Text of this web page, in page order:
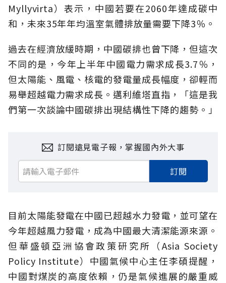
Myllyvirta）表示，中國若要在2060年達成碳中
和，未來35年年均溫室氣體排放量需要下降3％。
過去在經濟放緩時期，中國碳排也曾下降，但這次
不同的是，今年上半年中國電力需求成長3.7％，
但太陽能、風電、核電的發電量成長幅度，卻輕而
易舉超越電力需求成長。邁利維塔直指，「這是我
們第一次談論中國碳排出現結構性下降的趨勢。」
訂閱遠見電子報，掌握國內外大事
訂閱
目前太陽能發電在中國已超越水力發電，並可望在
今年超越風力發電，成為中國最大清潔能源來源。
但華盛頓亞洲協會政策研究所（Asia Society
Policy Institute）中國氣候中心主任李碩提醒，
中國對煤炭的高度依賴，仍是氣候進展的嚴重威